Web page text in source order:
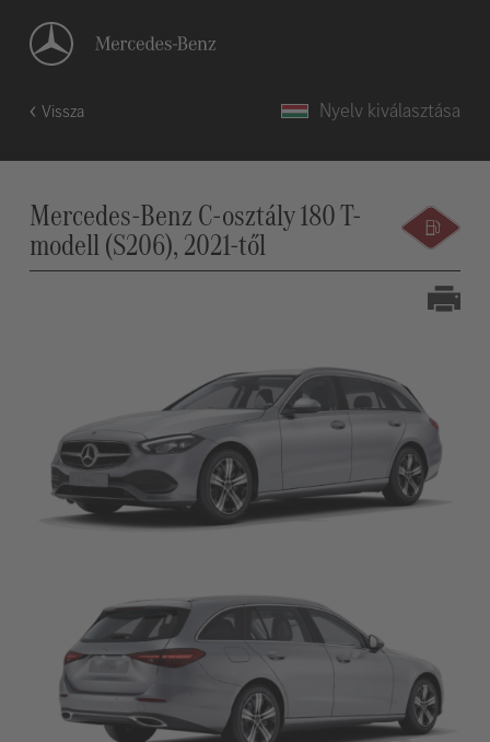
Vissza Nyelv kiválasztása
Mercedes-Benz C-osztály 180 T-
modell (S206), 2021-től